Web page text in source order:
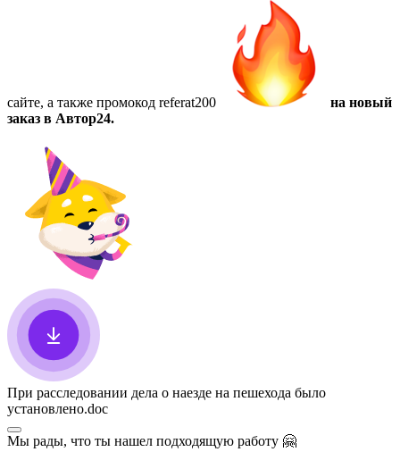
сайте, а также промокод referat200
на новый
заказ в Автор24.
При расследовании дела о наезде на пешехода было
установлено.doc
Мы рады, что ты нашел подходящую работу 🤗